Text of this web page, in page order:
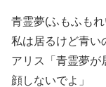
青霊夢(ふもふも
私は居るけど青い
アリス「青霊夢が
顔しないでよ」